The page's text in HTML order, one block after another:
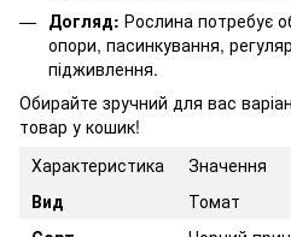
Догляд: Рослина потребує
опори, пасинкування,
підживлення.
Обирайте зручний для вас
товар у кошик!
Характеристика
Значення
Вид
Томат